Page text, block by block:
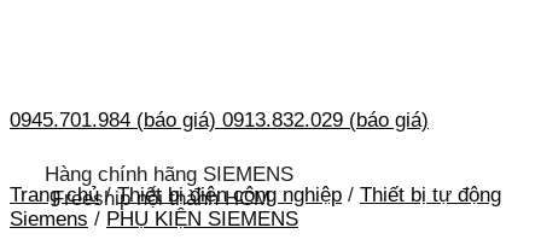
0945.701.984 (báo giá) 0913.832.029 (báo giá)
Hàng chính hãng SIEMENS
Freeship nội thành HCM
Trang chủ / Thiết bị điện công nghiệp / Thiết bị tự động
Siemens / PHỤ KIỆN SIEMENS